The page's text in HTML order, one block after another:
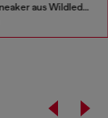
S-Slante-D-Sneaker aus Wildleder und Leder mit D-Logo